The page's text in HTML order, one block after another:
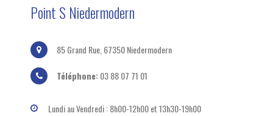
Point S Niedermodern
85 Grand Rue, 67350 Niedermodern
Téléphone:03 88 07 71 01
Lundi au Vendredi : 8h00-12h00 et 13h30-19h00